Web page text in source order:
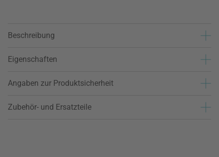
Beschreibung
Eigenschaften
Angaben zur Produktsicherheit
Zubehör- und Ersatzteile